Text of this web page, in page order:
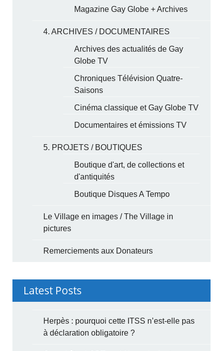
Magazine Gay Globe + Archives
4. ARCHIVES / DOCUMENTAIRES
Archives des actualités de Gay
Globe TV
Chroniques Télévision Quatre-
Saisons
Cinéma classique et Gay Globe TV
Documentaires et émissions TV
5. PROJETS / BOUTIQUES
Boutique d'art, de collections et
d'antiquités
Boutique Disques A Tempo
Le Village en images / The Village in
pictures
Remerciements aux Donateurs
Latest Posts
Herpès : pourquoi cette ITSS n’est-elle pas
à déclaration obligatoire ?